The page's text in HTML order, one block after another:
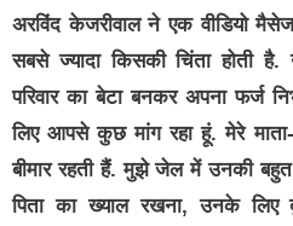
अरविंद केजरीवाल ने एक वीडियो
सबसे ज्यादा किसकी चिंता होती
परिवार का बेटा बनकर अपना फर्ज
लिए आपसे कुछ मांग रहा हूं. मेरे माता-
बीमार रहती हैं. मुझे जेल में उनकी बहुत
पिता का ख्याल रखना, उनके लिए